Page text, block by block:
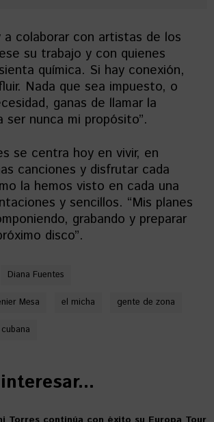
a colaborar con artistas de los
su trabajo y con quienes
química. Si hay conexión,
Nada que sea impuesto, o
ganas de llamar la
ser nunca mi propósito”.
se centra hoy en vivir, en
canciones y disfrutar cada
la hemos visto en cada una
y sencillos. “Mis planes
grabando y preparar
disco”.
Diana Fuentes
Mesa el micha gente de zona